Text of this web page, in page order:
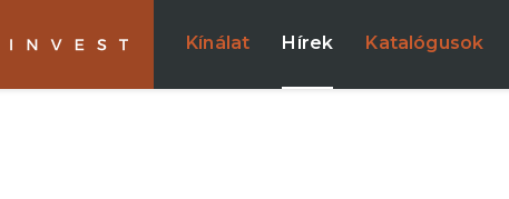
Kínálat Hírek Katalógusok